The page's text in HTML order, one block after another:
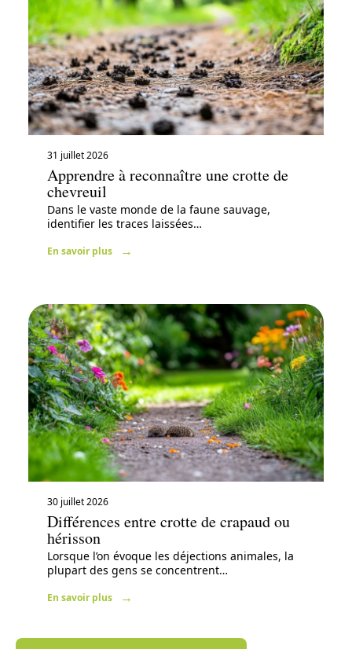
31 juillet 2026
Apprendre à reconnaître une crotte de
chevreuil
Dans le vaste monde de la faune sauvage,
identifier les traces laissées…
En savoir plus
30 juillet 2026
Différences entre crotte de crapaud ou
hérisson
Lorsque l’on évoque les déjections animales, la
plupart des gens se concentrent…
En savoir plus